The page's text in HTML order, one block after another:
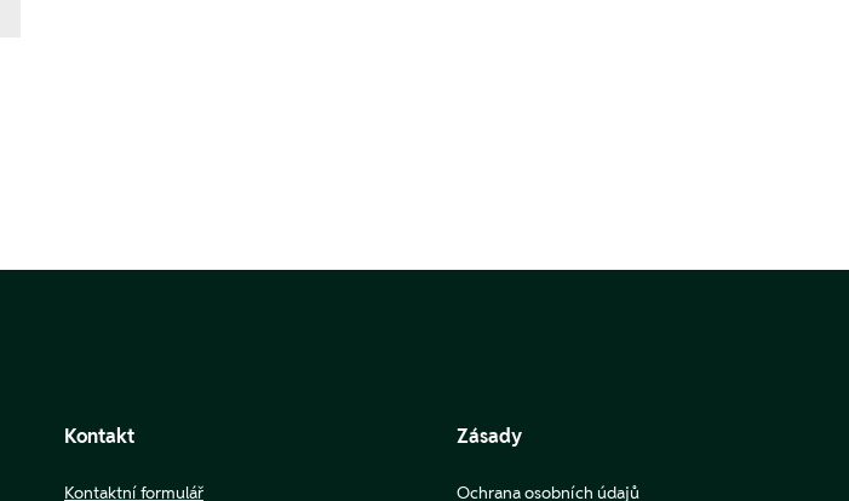
Kontakt
Kontaktní formulář
Zásady
Ochrana osobních údajů